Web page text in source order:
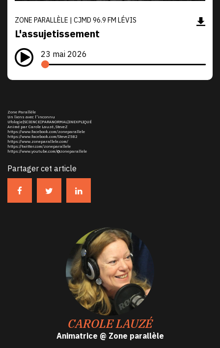
ZONE PARALLÈLE | CJMD 96.9 FM LÉVIS
L'assujetissement
23 mai 2026
Zone Parallèle
Un liens avec l'inconnu
Ufologie|SCIENCE|PARANORMAL|INEXPLIQUÉ
Animé par Carole Lauzé, SteveZ
https://www.facebook.com/zoneparallele
https://www.facebook.com/SteveZ582
https://www.zoneparallele.com/
https://twitter.com/zoneparallele
https://www.youtube.com/@zoneparallele
Partager cet article
CAROLE LAUZÉ
Animatrice @ Zone parallèle